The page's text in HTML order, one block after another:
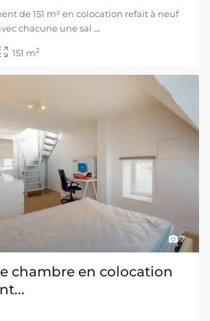
de 151 m² en colocation refait à neuf
chacune une sal ...
151 m2
7
chambre en colocation